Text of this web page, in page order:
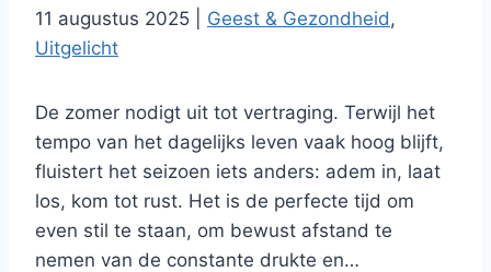
11 augustus 2025 Geest & Gezondheid ,
Uitgelicht
De zomer nodigt uit tot vertraging. Terwijl het
tempo van het dagelijks leven vaak hoog blijft,
fluistert het seizoen iets anders: adem in, laat
los, kom tot rust. Het is de perfecte tijd om
even stil te staan, om bewust afstand te
nemen van de constante drukte en…